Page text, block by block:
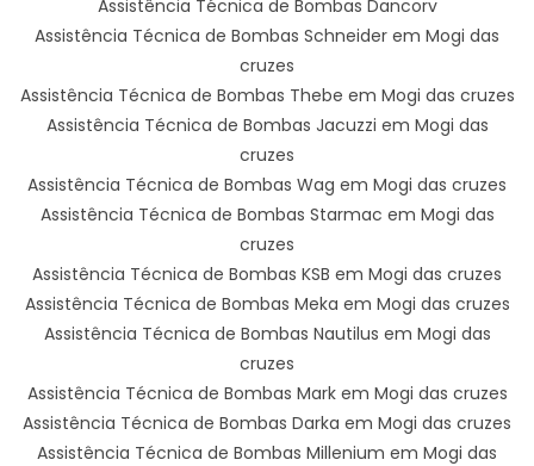
Assistência Técnica de Bombas Dancorv
Assistência Técnica de Bombas Schneider em Mogi das
cruzes
Assistência Técnica de Bombas Thebe em Mogi das cruzes
Assistência Técnica de Bombas Jacuzzi em Mogi das
cruzes
Assistência Técnica de Bombas Wag em Mogi das cruzes
Assistência Técnica de Bombas Starmac em Mogi das
cruzes
Assistência Técnica de Bombas KSB em Mogi das cruzes
Assistência Técnica de Bombas Meka em Mogi das cruzes
Assistência Técnica de Bombas Nautilus em Mogi das
cruzes
Assistência Técnica de Bombas Mark em Mogi das cruzes
Assistência Técnica de Bombas Darka em Mogi das cruzes
Assistência Técnica de Bombas Millenium em Mogi das